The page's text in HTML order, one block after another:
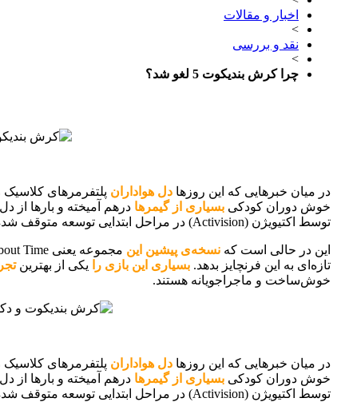
اخبار و مقالات
>
نقد و بررسی
>
چرا کرش بندیکوت 5 لغو شد؟
در میان خبرهایی که این روزها دل هواداران پلتفرمرهای کلاسیک
خوش دوران کودکی بسیاری از گیمرها درهم آمیخته و بارها از
توسط اکتیویژن (Activision) در مراحل ابتدایی توسعه متوقف شده و
این در حالی است که نسخه‌ی پیشین این مجموعه یعنی Crash Bandicoot 4: It’s About Time
تازه‌ای به این فرنچایز بدهد. بسیاری این بازی را یکی از بهترین
خوش‌ساخت و ماجراجویانه هستند.
در میان خبرهایی که این روزها دل هواداران پلتفرمرهای کلاسیک
خوش دوران کودکی بسیاری از گیمرها درهم آمیخته و بارها از
توسط اکتیویژن (Activision) در مراحل ابتدایی توسعه متوقف شده و